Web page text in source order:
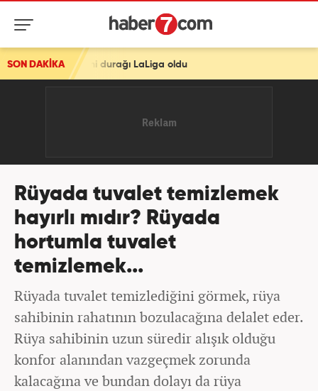
SON DAKİKA
durağı LaLiga oldu
Rüyada tuvalet temizlemek
hayırlı mıdır? Rüyada
hortumla tuvalet
temizlemek...
Rüyada tuvalet temizlediğini görmek, rüya
sahibinin rahatının bozulacağına delalet eder.
Rüya sahibinin uzun süredir alışık olduğu
konfor alanından vazgeçmek zorunda
kalacağına ve bundan dolayı da rüya